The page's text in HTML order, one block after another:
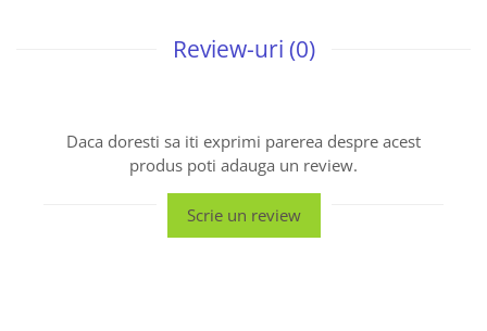
Review-uri (0)
Daca doresti sa iti exprimi parerea despre acest
produs poti adauga un review.
Scrie un review